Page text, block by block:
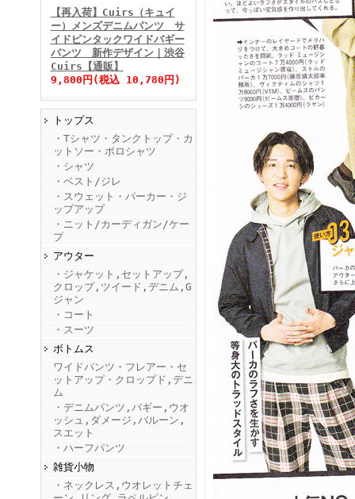
FINEBOYS2025年10月号
FINEBOYS2025年9月号
FINEBOYS2025年8月号
【再入荷】Cuirs（キュイ
ー）メンズデニムパンツ サ
イドピンタックワイドバギー
パンツ 新作デザイン｜渋谷
Cuirs【通販】
9,800円(税込 10,780円)
トップス
・Tシャツ・タンクトップ・カ
ットソー・ポロシャツ
・シャツ
・ベスト/ジレ
・スウェット・パーカー・ジ
ップアップ
・ニット/カーディガン/ケー
プ
アウター
・ジャケット,セットアップ,
クロップ,ツイード,デニム,G
ジャン
・コート
・スーツ
ボトムス
ワイドパンツ・フレアー・セ
ットアップ・クロップド,デニ
ム
・デニムパンツ,バギー,ウオ
ッシュ,ダメージ,バルーン,
スエット
・ハーフパンツ
雑貨小物
・ネックレス,ウオレットチェ